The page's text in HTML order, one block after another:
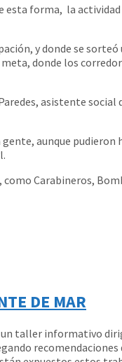
esta forma, la
y donde se
donde los
asistente
aunque
Carabineros,
DE MAR
taller informativo